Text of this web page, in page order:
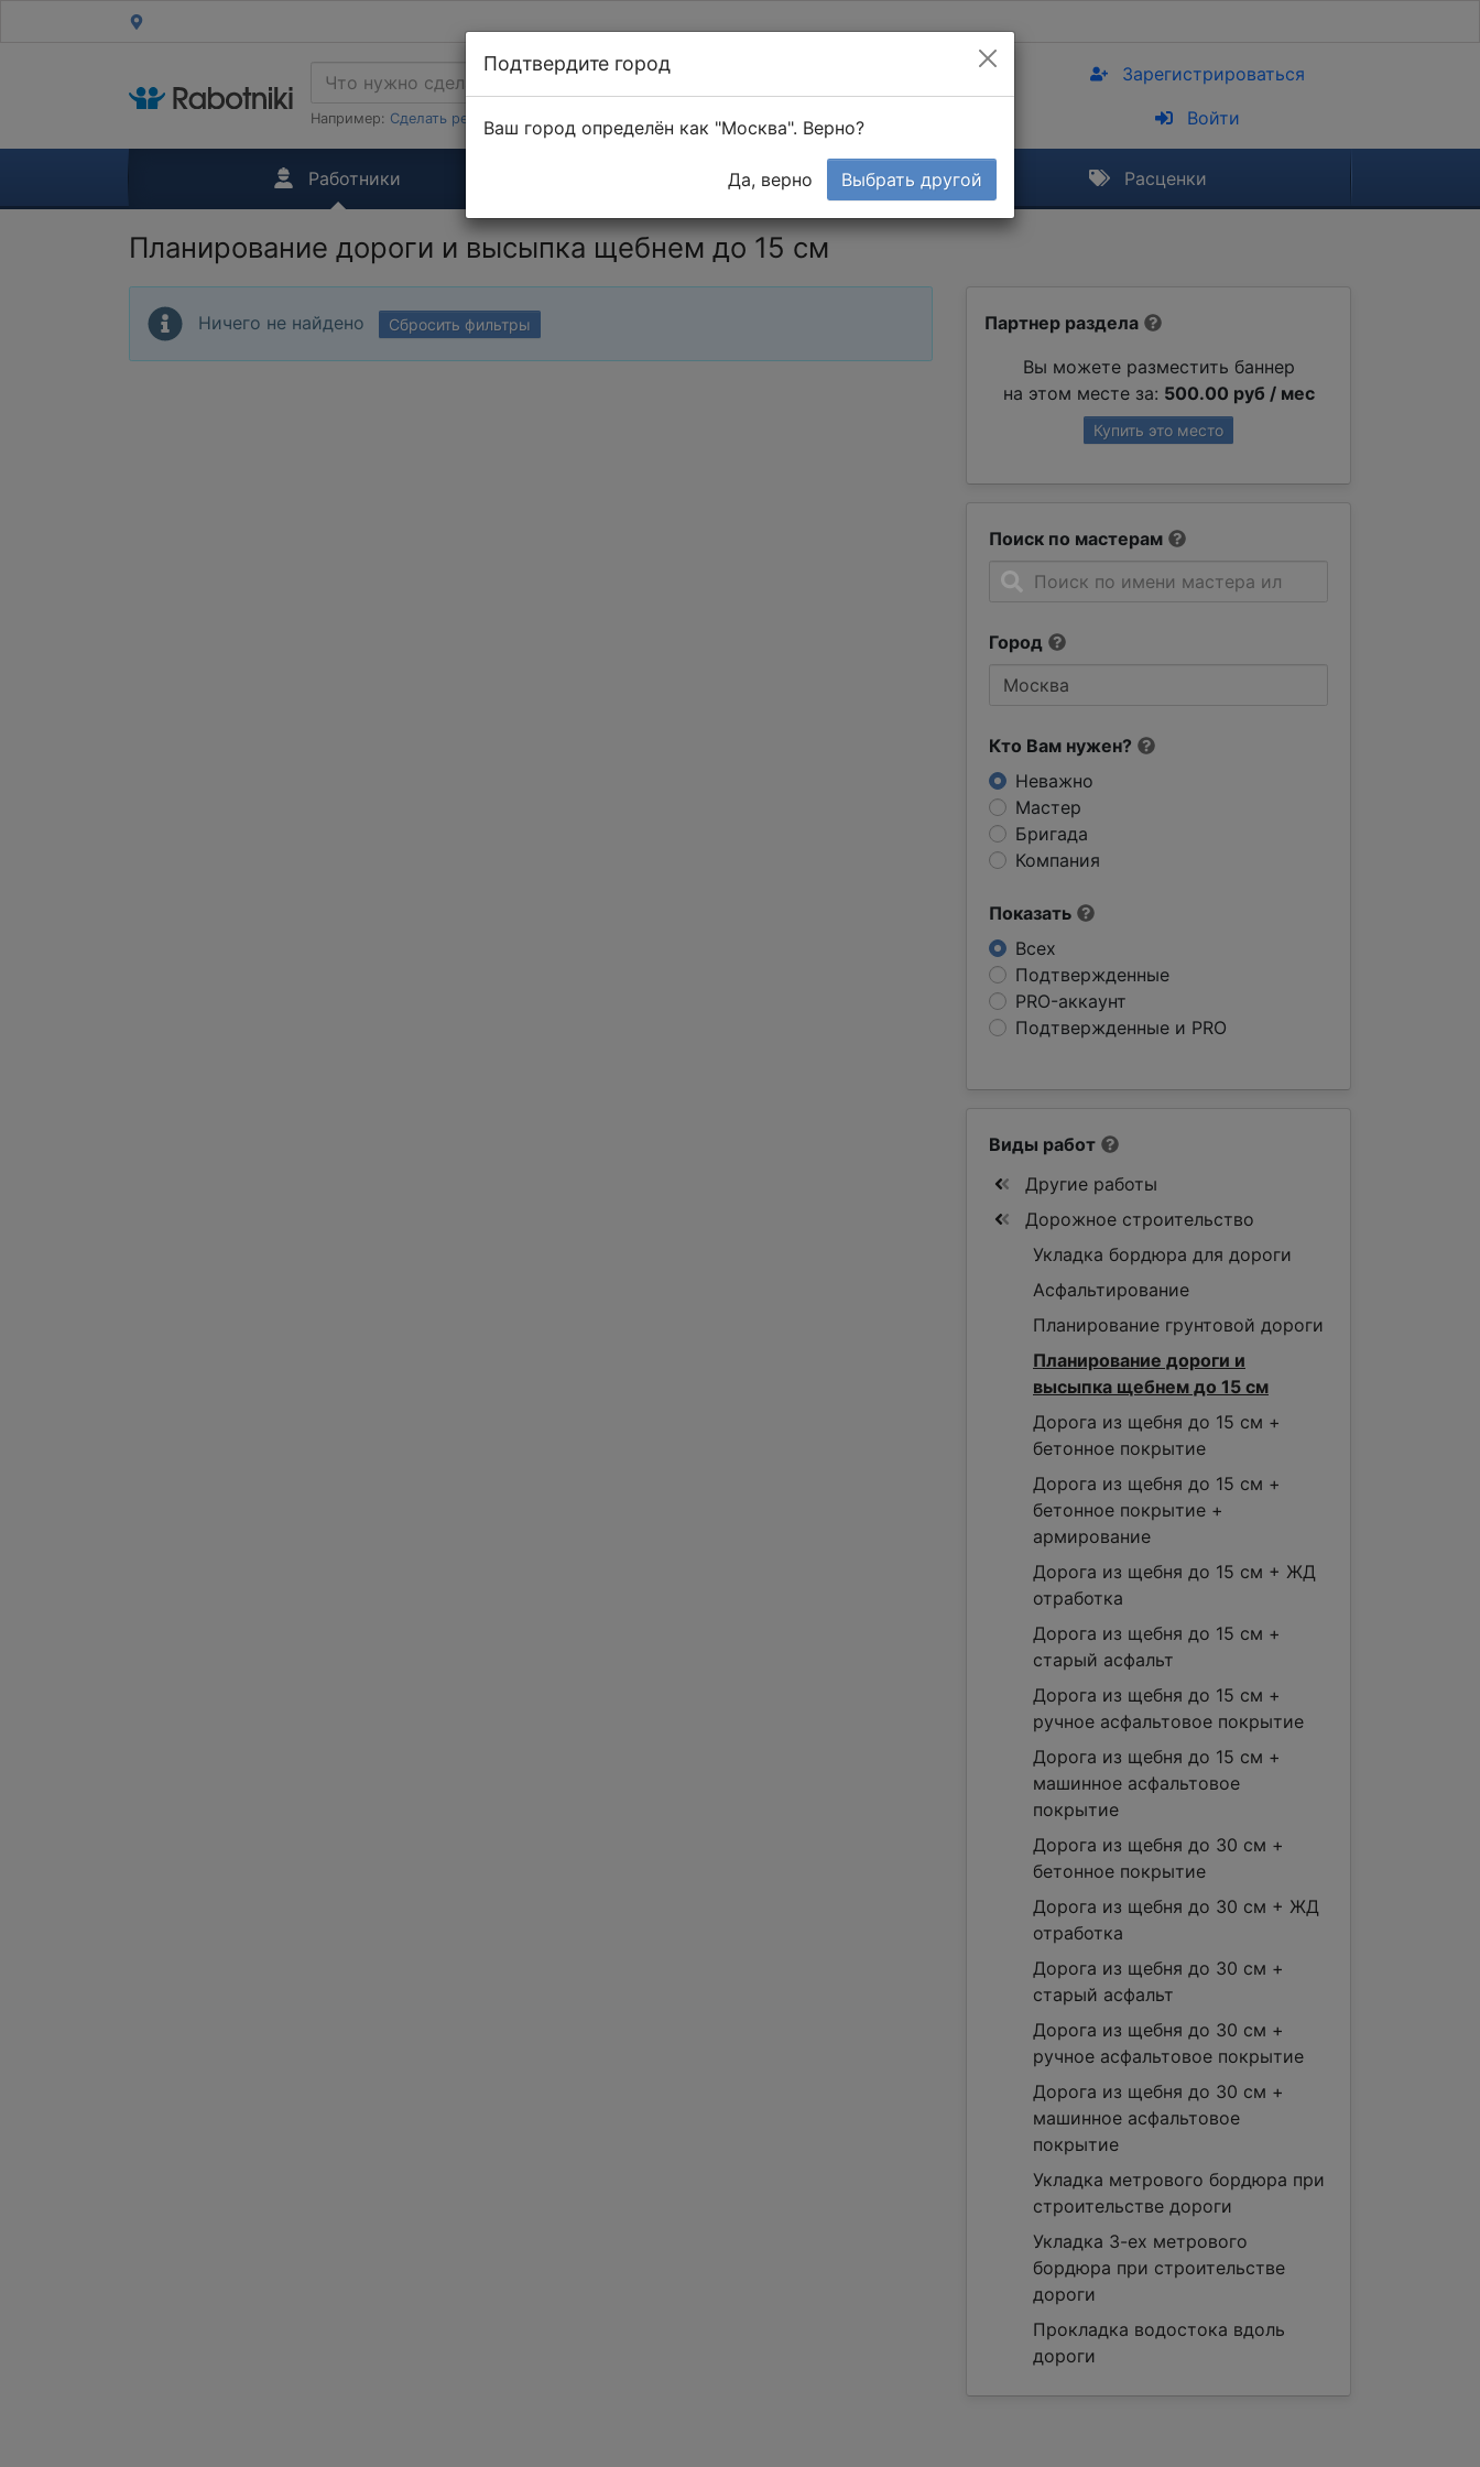
Например: Сделать ремонт в 1-к квартире
Зарегистрироваться
Войти
Работники Тендеры Расценки
Планирование дороги и высыпка щебнем до 15 см
Партнер раздела
Вы можете разместить баннер
на этом месте за: 500.00 руб / мес
Купить это место
Поиск по мастерам
Город
Кто Вам нужен?
Неважно
Мастер
Бригада
Компания
Показать
Всех
Подтвержденные
PRO-аккаунт
Подтвержденные и PRO
Ничего не найдено Сбросить фильтры
Виды работ
Другие работы
Дорожное строительство
Укладка бордюра для дороги
Асфальтирование
Планирование грунтовой дороги
Планирование дороги и
высыпка щебнем до 15 см
Дорога из щебня до 15 см +
бетонное покрытие
Дорога из щебня до 15 см +
бетонное покрытие +
армирование
Дорога из щебня до 15 см + ЖД
отработка
Дорога из щебня до 15 см +
старый асфальт
Дорога из щебня до 15 см +
ручное асфальтовое покрытие
Дорога из щебня до 15 см +
машинное асфальтовое
покрытие
Дорога из щебня до 30 см +
бетонное покрытие
Дорога из щебня до 30 см + ЖД
отработка
Дорога из щебня до 30 см +
старый асфальт
Дорога из щебня до 30 см +
ручное асфальтовое покрытие
Дорога из щебня до 30 см +
машинное асфальтовое
покрытие
Укладка метрового бордюра при
строительстве дороги
Укладка 3-ех метрового
бордюра при строительстве
дороги
Прокладка водостока вдоль
дороги
Подтвердите город
Ваш город определён как "Москва". Верно?
Да, верно Выбрать другой